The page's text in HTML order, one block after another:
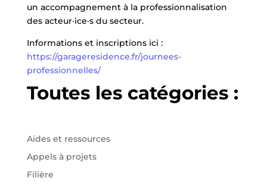
un accompagnement à la professionnalisation
des acteur·ice·s du secteur.
Informations et inscriptions ici :
https://garageresidence.fr/journees-
professionnelles/
Toutes les catégories :
Aides et ressources
Appels à projets
Filière